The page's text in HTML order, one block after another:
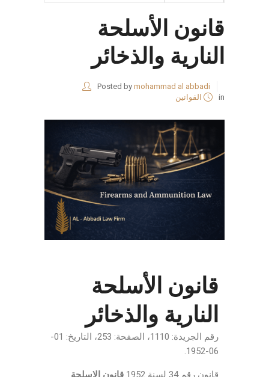
قانون الأسلحة
النارية والذخائر
Posted by mohammad al abbadi
in
القوانين
قانون الأسلحة
النارية والذخائر
رقم الجريدة: 1110، الصفحة: 253، التاريخ: 01-
06-1952.
قانون رقم 34 لسنة 1952
قانون الاسلحة